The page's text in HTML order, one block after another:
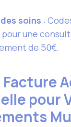
soins :
pour une
de 50€.
Facture
pour